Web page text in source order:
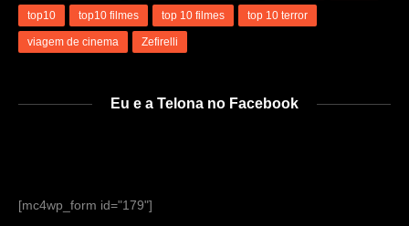
top10 top10 filmes top 10 filmes top 10 terror
viagem de cinema Zefirelli
Eu e a Telona no Facebook
[mc4wp_form id="179"]